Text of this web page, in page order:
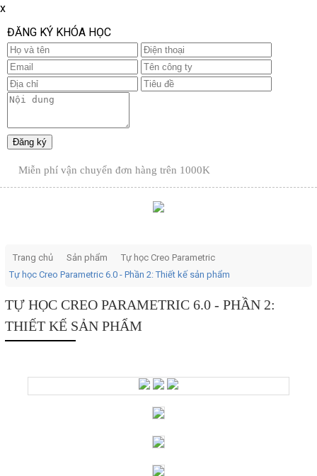
x
ĐĂNG KÝ KHÓA HỌC
Miễn phí vận chuyển đơn hàng trên1000K
Trang chủ Sản phẩm
Tự học Creo Parametric
Tự học Creo Parametric 6.0 - Phần 2: Thiết kế sản phẩm
TỰ HỌC CREO PARAMETRIC 6.0 - PHẦN 2:
THIẾT KẾ SẢN PHẨM